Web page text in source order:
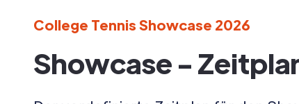
College Tennis Showcase 2026
Showcase -